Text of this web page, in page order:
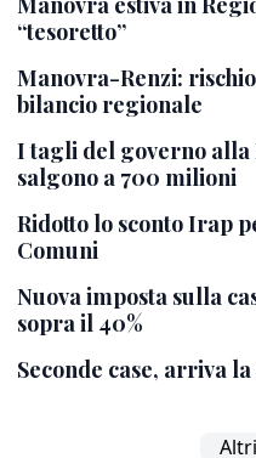
“tesoretto”
Manovra-Renzi:
bilancio regionale
I tagli del governo alla
salgono a 700 milioni
Ridotto lo sconto Irap
Comuni
Nuova imposta sulla
sopra il 40%
Seconde case, arriva